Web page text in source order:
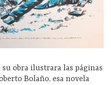
su obra ilustrara las páginas
Bolaño, esa novela